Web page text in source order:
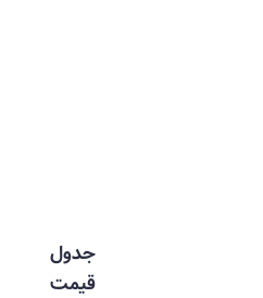
جدول
قیمت